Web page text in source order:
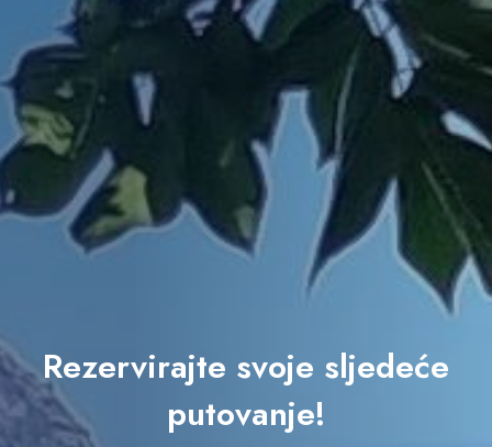
Rezervirajte svoje sljedeće
putovanje!